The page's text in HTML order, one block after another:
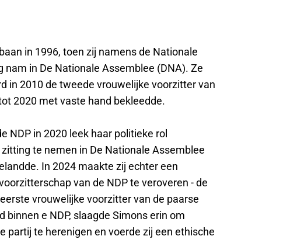
in 1996, toen zij namens de Nationale
in De Nationale Assemblee (DNA). Ze
in 2010 de tweede vrouwelijke voorzitter van
2020 met vaste hand bekleedde.
NDP in 2020 leek haar politieke rol
te nemen in De Nationale Assemblee
In 2024 maakte zij echter een
van de NDP te veroveren - de
vrouwelijke voorzitter van de paarse
binnen e NDP, slaagde Simons erin om
partij te herenigen en voerde zij een ethische